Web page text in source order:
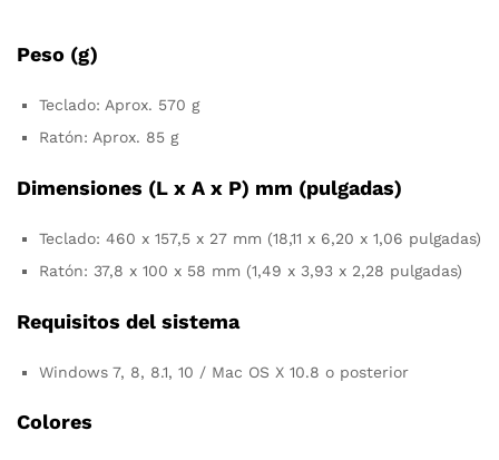
Peso (g)
Teclado: Aprox. 570 g
Ratón: Aprox. 85 g
Dimensiones (L x A x P) mm (pulgadas)
Teclado: 460 x 157,5 x 27 mm (18,11 x 6,20 x 1,06 pulgadas)
Ratón: 37,8 x 100 x 58 mm (1,49 x 3,93 x 2,28 pulgadas)
Requisitos del sistema
Windows 7, 8, 8.1, 10 / Mac OS X 10.8 o posterior
Colores